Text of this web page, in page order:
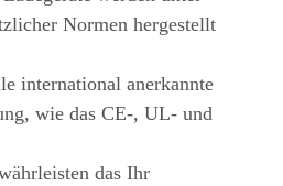
Normen hergestellt
international anerkannte
wie das CE-, UL- und
das Ihr